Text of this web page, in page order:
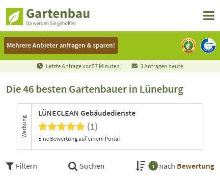
Mehrere Anbieter anfragen & sparen!
Mehrere Anbieter anfragen & sparen!
Letzte Anfrage vor57 Minuten 3 Anfragen heute
Die 46 besten Gartenbauer in Lüneburg
Werbung
LÜNECLEAN Gebäudedienste
(1)
Eine Bewertung auf einem Portal
Filtern Suchen nach Bewertung